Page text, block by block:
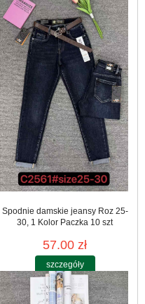
Spodnie damskie jeansy Roz 25-
30, 1 Kolor Paczka 10 szt
57.00 zł
szczegóły